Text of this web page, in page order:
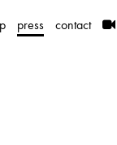
press contact